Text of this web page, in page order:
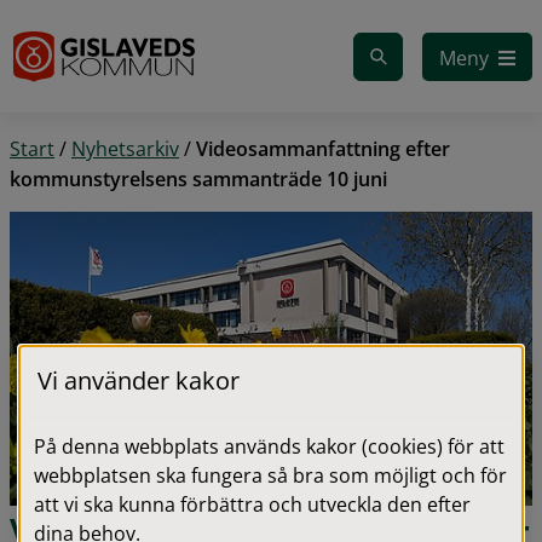
Meny
Start/ Nyhetsarkiv/Videosammanfattning efter
kommunstyrelsens sammanträde 10 juni
Vi använder kakor
På denna webbplats används kakor (cookies) för att
webbplatsen ska fungera så bra som möjligt och för
att vi ska kunna förbättra och utveckla den efter
dina behov.